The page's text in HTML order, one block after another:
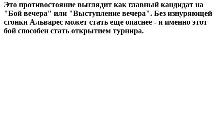
Это противостояние выглядит как главный кандидат на
"Бой вечера" или "Выступление вечера". Без изнуряющей
сгонки Альварес может стать еще опаснее - и именно этот
бой способен стать открытием турнира.